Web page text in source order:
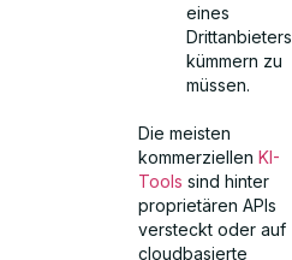
eines
Drittanbieters
kümmern zu
müssen.
Die meisten
kommerziellen KI-
Tools sind hinter
proprietären APIs
versteckt oder auf
cloudbasierte